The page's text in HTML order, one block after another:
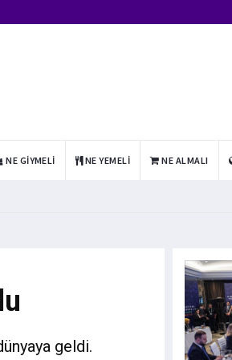
NE GIYMELI NE YEMELI NE ALMALI
geldi.